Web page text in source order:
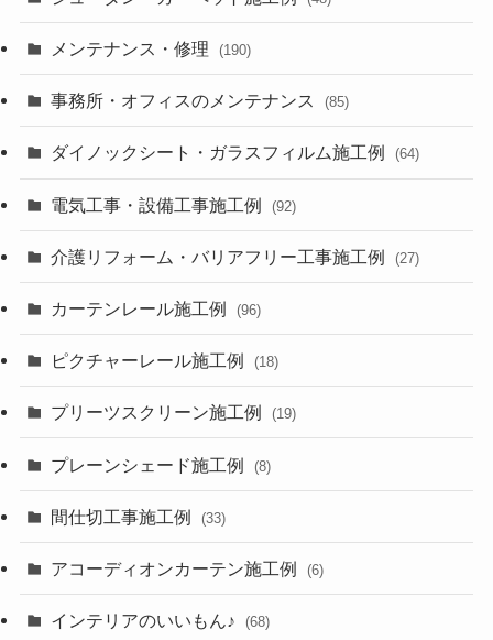
メンテナンス・修理 (190)
事務所・オフィスのメンテナンス (85)
ダイノックシート・ガラスフィルム施工例 (64)
電気工事・設備工事施工例 (92)
介護リフォーム・バリアフリー工事施工例 (27)
カーテンレール施工例 (96)
ピクチャーレール施工例 (18)
プリーツスクリーン施工例 (19)
プレーンシェード施工例 (8)
間仕切工事施工例 (33)
アコーディオンカーテン施工例 (6)
インテリアのいいもん♪ (68)